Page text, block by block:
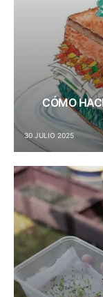
CÓMO
30 JULIO 2025